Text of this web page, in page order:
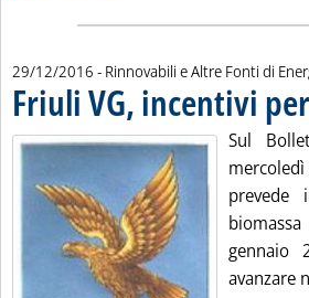
29/12/2016 - Rinnovabili e Altre Fonti di
Friuli VG, incentivi
Sul
prevede
gennaio
avanzare